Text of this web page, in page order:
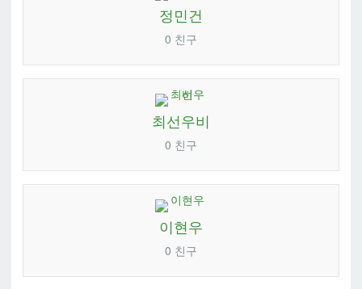
정민건
0 친구
최선우비
0 친구
이현우
0 친구